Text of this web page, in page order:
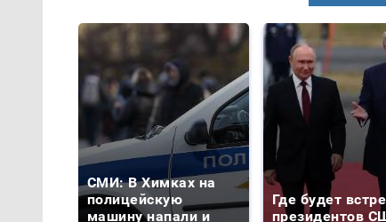
СМИ: В Химках на
полицейскую
машину напали и
Где будет
президентов